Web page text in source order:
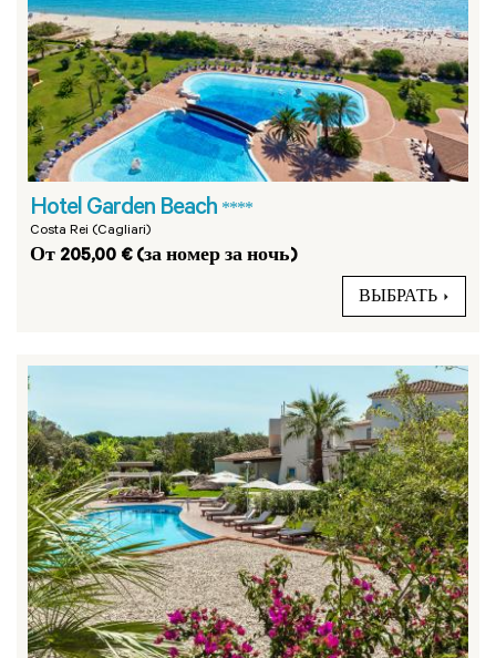
Hotel Garden Beach ****
Costa Rei (Cagliari)
От 205,00 € (за номер за ночь)
ВЫБРАТЬ